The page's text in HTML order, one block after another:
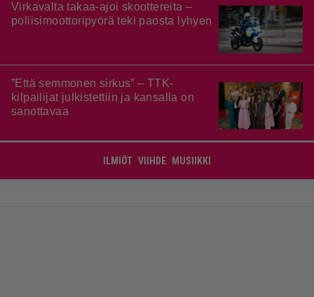
Virkavalta takaa-ajoi skoottereita –
poliisimoottoripyörä teki paosta lyhyen
”Että semmonen sirkus” – TTK-
kilpailijat julkistettiin ja kansalla on
sanottavaa
ILMIÖT VIIHDE MUSIIKKI